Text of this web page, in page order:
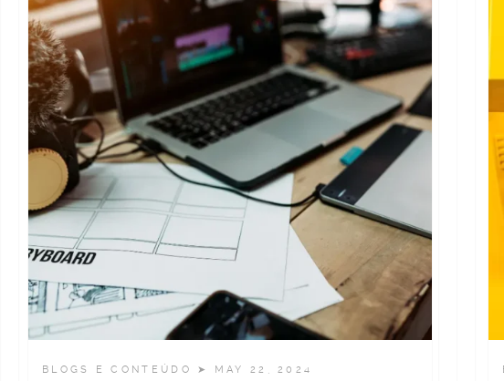
BLOGS E CONTEÚDO ➤ MAY 22, 2024